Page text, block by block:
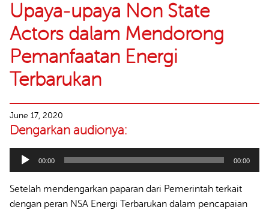
Upaya-upaya Non State
Actors dalam Mendorong
Pemanfaatan Energi
Terbarukan
June 17, 2020
Dengarkan audionya:
Audio
Player
00:00 00:00
Setelah mendengarkan paparan dari Pemerintah terkait
dengan peran NSA Energi Terbarukan dalam pencapaian